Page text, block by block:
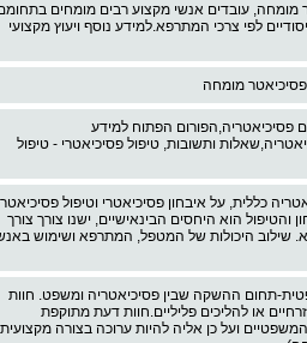
מומחה, עובדים אנשי מקצוע רבים מומחים
לפי צרכי המתרפא.למידע נוסף ויעוץ מקצועי
מומחה
פסיכיאטריה,הפורום הפתוח למידע
ותשובות, טיפול פסיכיאטרי - טיפול
כללית, על איבחון פסיכיאטרי וטיפול
הוא היחסים הבינאישיים, ישנו צורך צורך
שילוב היכולות של המטפל, המתרפא ושימוש
תחום ההשקה שבין פסיכיאטריה ומשפט. חוות
או להליכים פליליים.חוות דעת מתוקפת
ועל כן אליה להיות ערוכה בצורה מקצועית